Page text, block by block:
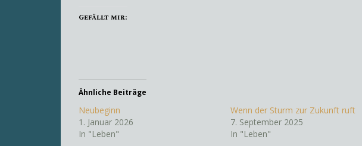
Gefällt mir:
Ähnliche Beiträge
Neubeginn
1. Januar 2026
In "Leben"
Wenn der Sturm zur Zukunft ruft
7. September 2025
In "Leben"